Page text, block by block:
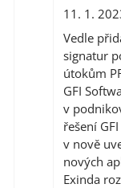
11. 1.
Vedle
signatur
útokům
GFI
v
řešení
v nově
nových
Exinda